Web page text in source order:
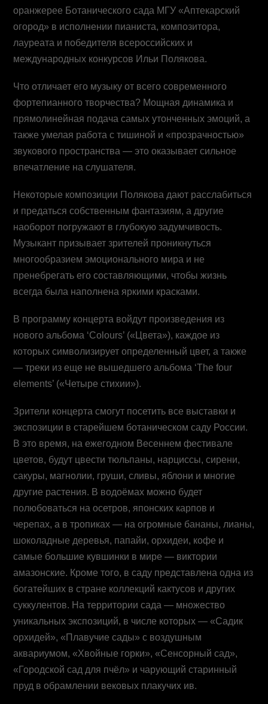
оранжерее Ботанического сада МГУ «Аптекарский
огород» в исполнении пианиста, композитора,
лауреата и победителя всероссийских и
международных конкурсов Ильи Полякова.
Что отличает его музыку от всего современного
фортепианного творчества? Мощная динамика и
прямолинейная подача самых утонченных эмоций, а
также умелая работа с тишиной и «прозрачностью»
звукового пространства — это оказывает сильное
впечатление на слушателя.
Некоторые композиции Полякова дают расслабиться
и предаться собственным фантазиям, а другие
наоборот погружают в глубокую задумчивость.
Музыкант призывает зрителей проникнуться
многообразием эмоционального мира и не
пренебрегать его составляющими, чтобы жизнь
всегда была наполнена яркими красками.
В программу концерта войдут произведения из
нового альбома ‘Colours’ («Цвета»), каждое из
которых символизирует определенный цвет, а также
— треки из еще не вышедшего альбома ‘The four
elements’ («Четыре стихии»).
Зрители концерта смогут посетить все выставки и
экспозиции в старейшем ботаническом саду России.
В это время, на ежегодном Весеннем фестивале
цветов, будут цвести тюльпаны, нарциссы, сирени,
сакуры, магнолии, груши, сливы, яблони и многие
другие растения. В водоёмах можно будет
полюбоваться на осетров, японских карпов и
черепах, а в тропиках — на огромные бананы, лианы,
шоколадные деревья, папайи, орхидеи, кофе и
самые большие кувшинки в мире — виктории
амазонские. Кроме того, в саду представлена одна из
богатейших в стране коллекций кактусов и других
суккулентов. На территории сада — множество
уникальных экспозиций, в числе которых — «Садик
орхидей», «Плавучие сады» с воздушным
аквариумом, «Хвойные горки», «Сенсорный сад»,
«Городской сад для пчёл» и чарующий старинный
пруд в обрамлении вековых плакучих ив.